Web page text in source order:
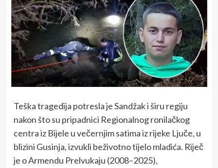
Teška tragedija potresla je Sandžak i širu regiju
nakon što su pripadnici Regionalnog ronilačkog
centra iz Bijele u večernjim satima iz rijeke Ljuče, u
blizini Gusinja, izvukli beživotno tijelo mladića. Riječ
je o Armendu Prelvukaju (2008–2025),